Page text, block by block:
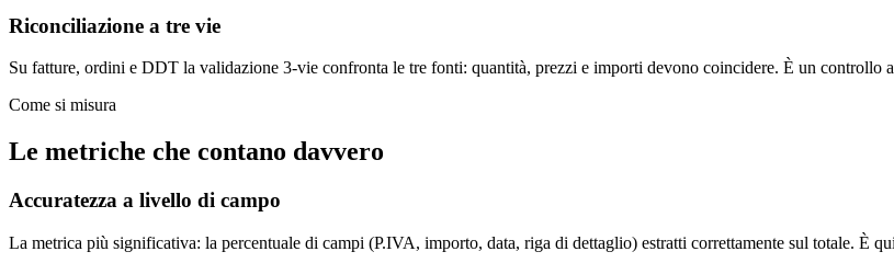
Riconciliazione a tre vie
Su fatture, ordini e DDT la validazione 3-vie confronta le tre fonti: quantità, prezzi e importi devono coincidere. È un controllo
Come si misura
Le metriche che contano davvero
Accuratezza a livello di campo
La metrica più significativa: la percentuale di campi (P.IVA, importo, data, riga di dettaglio) estratti correttamente sul totale. È